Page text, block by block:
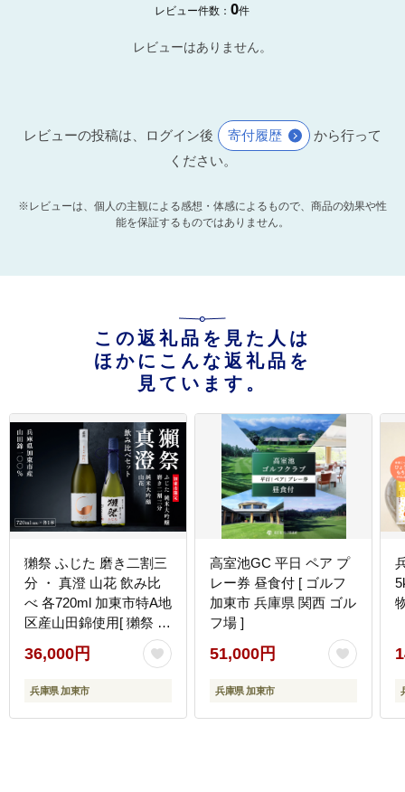
レビュー件数：0件
レビューはありません。
レビューの投稿は、ログイン後 寄付履歴
から行って
ください。
※レビューは、個人の主観による感想・体感によるもので、商品の効果や性
能を保証するものではありません。
この返礼品を見た人は
ほかにこんな返礼品を
見ています。
獺祭 ふじた 磨き二割三
分 ・ 真澄 山花 飲み比
べ 各720ml 加東市特A地
区産山田錦使用[ 獺祭 宮
坂醸造 日本酒 酒 お酒
純米大吟醸 純米酒 四合
瓶 贈答用 ]
36,000円
兵庫県 加東市
高室池GC 平日 ペア プ
レー券 昼食付 [ ゴルフ
加東市 兵庫県 関西 ゴル
フ場 ]
51,000円
兵庫県 加東市